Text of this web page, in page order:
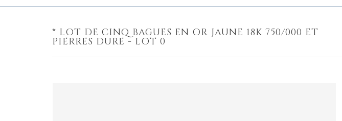
* LOT DE CINQ BAGUES EN OR JAUNE 18K 750/000 ET
PIERRES DURE - LOT 0